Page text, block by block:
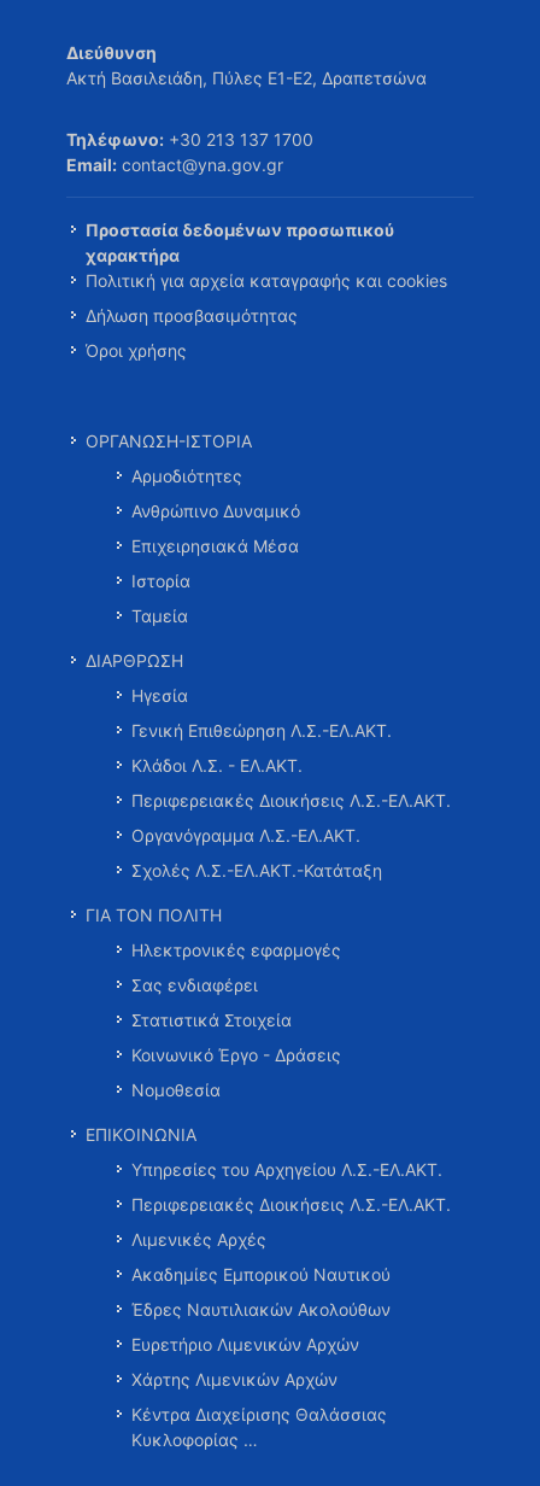
Διεύθυνση
Ακτή Βασιλειάδη, Πύλες Ε1-Ε2, Δραπετσώνα
Τηλέφωνο: +30 213 137 1700
Email: contact@yna.gov.gr
Προστασία δεδομένων προσωπικού
χαρακτήρα
Πολιτική για αρχεία καταγραφής και cookies
Δήλωση προσβασιμότητας
Όροι χρήσης
ΟΡΓΑΝΩΣΗ-ΙΣΤΟΡΙΑ
Αρμοδιότητες
Ανθρώπινο Δυναμικό
Επιχειρησιακά Μέσα
Ιστορία
Ταμεία
ΔΙΑΡΘΡΩΣΗ
Ηγεσία
Γενική Επιθεώρηση Λ.Σ.-ΕΛ.ΑΚΤ.
Κλάδοι Λ.Σ. - ΕΛ.ΑΚΤ.
Περιφερειακές Διοικήσεις Λ.Σ.-ΕΛ.ΑΚΤ.
Οργανόγραμμα Λ.Σ.-ΕΛ.ΑΚΤ.
Σχολές Λ.Σ.-ΕΛ.ΑΚΤ.-Κατάταξη
ΓΙΑ ΤΟΝ ΠΟΛΙΤΗ
Ηλεκτρονικές εφαρμογές
Σας ενδιαφέρει
Στατιστικά Στοιχεία
Κοινωνικό Έργο - Δράσεις
Νομοθεσία
ΕΠΙΚΟΙΝΩΝΙΑ
Υπηρεσίες του Αρχηγείου Λ.Σ.-ΕΛ.ΑΚΤ.
Περιφερειακές Διοικήσεις Λ.Σ.-ΕΛ.ΑΚΤ.
Λιμενικές Αρχές
Ακαδημίες Εμπορικού Ναυτικού
Έδρες Ναυτιλιακών Ακολούθων
Ευρετήριο Λιμενικών Αρχών
Χάρτης Λιμενικών Αρχών
Κέντρα Διαχείρισης Θαλάσσιας
Κυκλοφορίας …